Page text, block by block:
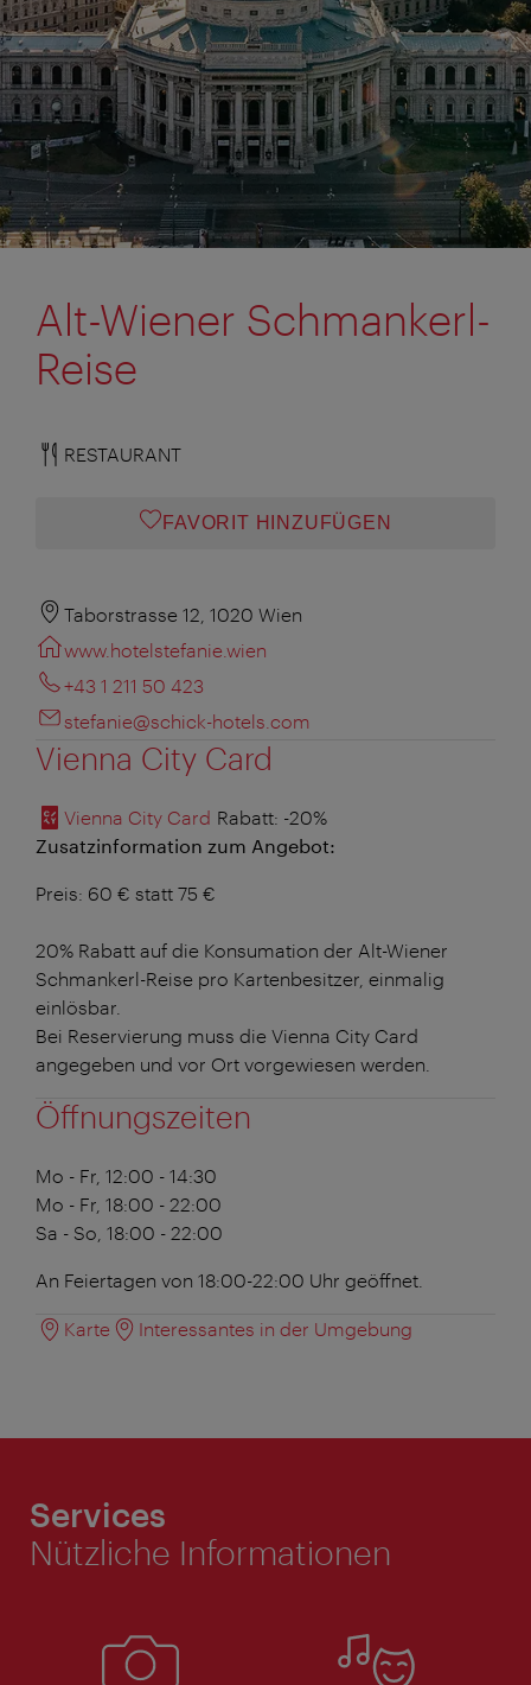
Alt-Wiener Schmankerl-
Reise
RESTAURANT
FAVORIT HINZUFÜGEN
Taborstrasse 12, 1020 Wien
www.hotelstefanie.wien
+43 1 211 50 423
stefanie@schick-hotels.com
Vienna City Card
Vienna City Card Rabatt: -20%
Zusatzinformation zum Angebot:
Preis: 60 € statt 75 €
20% Rabatt auf die Konsumation der Alt-Wiener
Schmankerl-Reise pro Kartenbesitzer, einmalig
einlösbar.
Bei Reservierung muss die Vienna City Card
angegeben und vor Ort vorgewiesen werden.
Öffnungszeiten
Mo - Fr, 12:00 - 14:30
Mo - Fr, 18:00 - 22:00
Sa - So, 18:00 - 22:00
An Feiertagen von 18:00-22:00 Uhr geöffnet.
Karte Interessantes in der Umgebung
Services
Nützliche Informationen